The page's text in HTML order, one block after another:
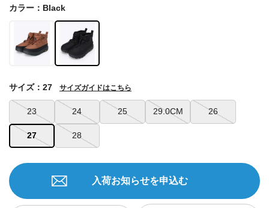
カラー：Black
23 24 25 29.0CM 26
27 28
サイズ：27 サイズガイドはこちら
入荷お知らせを申込む